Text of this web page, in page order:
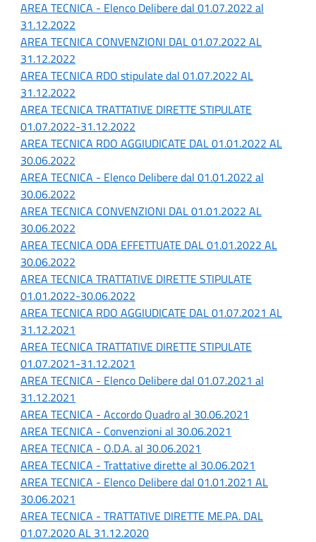
AREA TECNICA - Elenco Delibere dal 01.07.2022 al
31.12.2022
AREA TECNICA CONVENZIONI DAL 01.07.2022 AL
31.12.2022
AREA TECNICA RDO stipulate dal 01.07.2022 AL
31.12.2022
AREA TECNICA TRATTATIVE DIRETTE STIPULATE
01.07.2022-31.12.2022
AREA TECNICA RDO AGGIUDICATE DAL 01.01.2022 AL
30.06.2022
AREA TECNICA - Elenco Delibere dal 01.01.2022 al
30.06.2022
AREA TECNICA CONVENZIONI DAL 01.01.2022 AL
30.06.2022
AREA TECNICA ODA EFFETTUATE DAL 01.01.2022 AL
30.06.2022
AREA TECNICA TRATTATIVE DIRETTE STIPULATE
01.01.2022-30.06.2022
AREA TECNICA RDO AGGIUDICATE DAL 01.07.2021 AL
31.12.2021
AREA TECNICA TRATTATIVE DIRETTE STIPULATE
01.07.2021-31.12.2021
AREA TECNICA - Elenco Delibere dal 01.07.2021 al
31.12.2021
AREA TECNICA - Accordo Quadro al 30.06.2021
AREA TECNICA - Convenzioni al 30.06.2021
AREA TECNICA - O.D.A. al 30.06.2021
AREA TECNICA - Trattative dirette al 30.06.2021
AREA TECNICA - Elenco Delibere dal 01.01.2021 AL
30.06.2021
AREA TECNICA - TRATTATIVE DIRETTE ME.PA. DAL
01.07.2020 AL 31.12.2020